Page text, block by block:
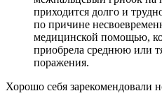
приходится долго и
по причине
медицинской помощью,
приобрела среднюю или
поражения.
Хорошо себя зарекомендовали